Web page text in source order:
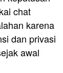
chat
karena
dan privasi
awal